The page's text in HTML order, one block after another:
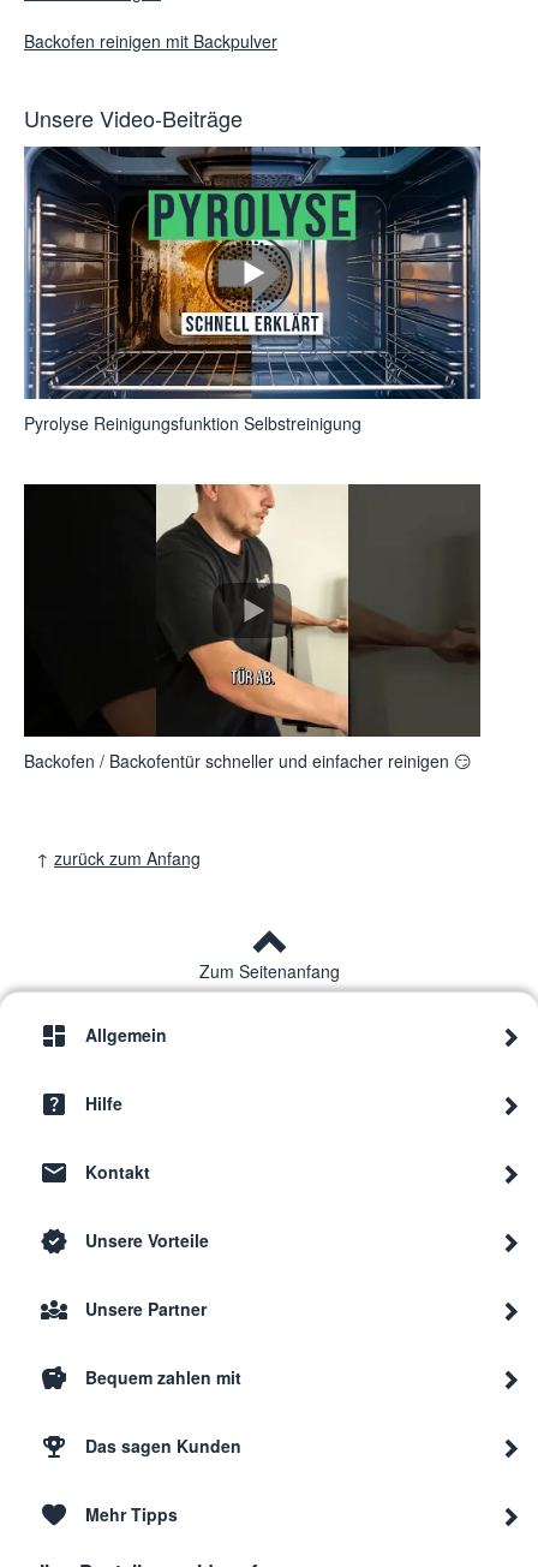
Backofen reinigen mit Backpulver
Unsere Video-Beiträge
Pyrolyse Reinigungsfunktion Selbstreinigung
Backofen / Backofentür schneller und einfacher reinigen 😏
↑ zurück zum Anfang
Zum Seitenanfang
Allgemein
Hilfe
Kontakt
Unsere Vorteile
Unsere Partner
Bequem zahlen mit
Das sagen Kunden
Mehr Tipps